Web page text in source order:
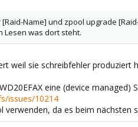
Name] und zpool upgrade
Lesen was dort steht.
weil sie schreibfehler
eine (device
issues/10214
verwenden, da es beim nächsten